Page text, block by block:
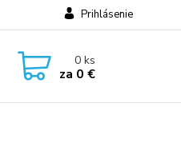
Prihlásenie
0ks
za 0 €